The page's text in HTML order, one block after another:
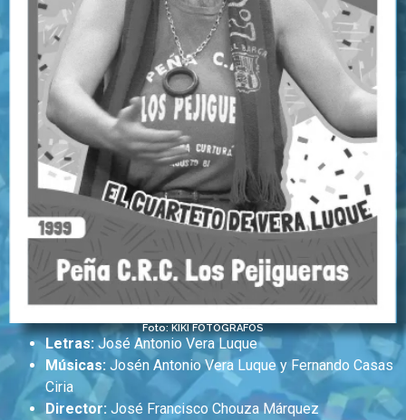
Foto: KIKI FOTÓGRAFOS
Letras:José Antonio Vera Luque
Músicas: Josén Antonio Vera Luque y Fernando Casas
Ciria
Director: José Francisco Chouza Márquez